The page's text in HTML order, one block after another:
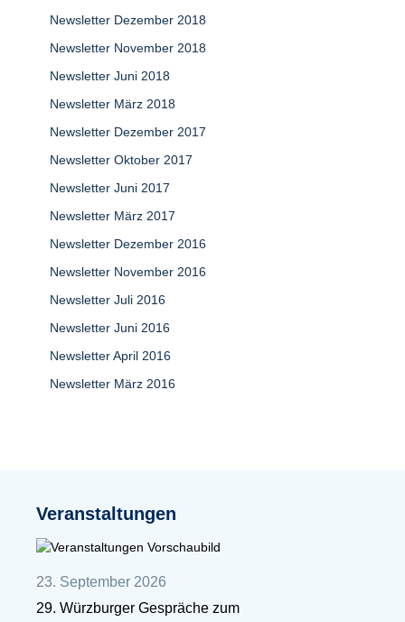
Newsletter Dezember 2018
Newsletter November 2018
Newsletter Juni 2018
Newsletter März 2018
Newsletter Dezember 2017
Newsletter Oktober 2017
Newsletter Juni 2017
Newsletter März 2017
Newsletter Dezember 2016
Newsletter November 2016
Newsletter Juli 2016
Newsletter Juni 2016
Newsletter April 2016
Newsletter März 2016
Veranstaltungen
23. September 2026
29. Würzburger Gespräche zum